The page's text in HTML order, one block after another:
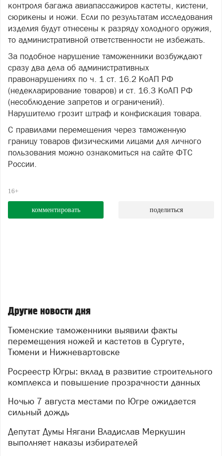
контроля багажа авиапассажиров кастеты, кистени,
сюрикены и ножи. Если по результатам исследования
изделия будут отнесены к разряду холодного оружия,
то административной ответственности не избежать.
За подобное нарушение таможенники возбуждают
сразу два дела об административных
правонарушениях по ч. 1 ст. 16.2 КоАП РФ
(недекларирование товаров) и ст. 16.3 КоАП РФ
(несоблюдение запретов и ограничений).
Нарушителю грозит штраф и конфискация товара.
С правилами перемещения через таможенную
границу товаров физическими лицами для личного
пользования можно ознакомиться на сайте ФТС
России.
16+
комментировать поделиться
Другие новости дня
Тюменские таможенники выявили факты
перемещения ножей и кастетов в Сургуте,
Тюмени и Нижневартовске
Росреестр Югры: вклад в развитие строительного
комплекса и повышение прозрачности данных
Ночью 7 августа местами по Югре ожидается
сильный дождь
Депутат Думы Нягани Владислав Меркушин
выполняет наказы избирателей